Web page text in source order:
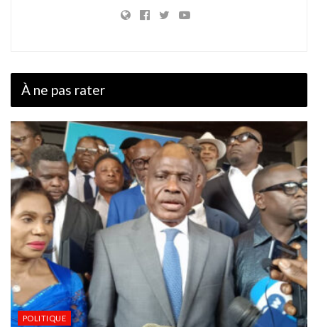
À ne pas rater
POLITIQUE